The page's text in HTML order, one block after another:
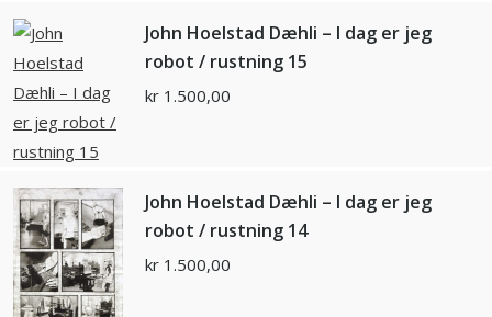
John Hoelstad Dæhli – I dag er jeg
robot / rustning 15
kr 1.500,00
John Hoelstad Dæhli – I dag er jeg
robot / rustning 14
kr 1.500,00